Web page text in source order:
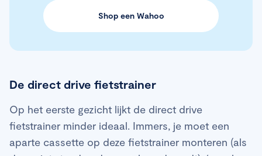
Shop een Wahoo
De direct drive fietstrainer
Op het eerste gezicht lijkt de direct drive
fietstrainer minder ideaal. Immers, je moet een
aparte cassette op deze fietstrainer monteren (als